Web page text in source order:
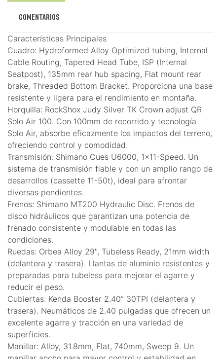
Comentarios
Características Principales
Cuadro: Hydroformed Alloy Optimized tubing, Internal
Cable Routing, Tapered Head Tube, ISP (Internal
Seatpost), 135mm rear hub spacing, Flat mount rear
brake, Threaded Bottom Bracket. Proporciona una base
resistente y ligera para el rendimiento en montaña.
Horquilla: RockShox Judy Silver TK Crown adjust QR
Solo Air 100. Con 100mm de recorrido y tecnología
Solo Air, absorbe eficazmente los impactos del terreno,
ofreciendo control y comodidad.
Transmisión: Shimano Cues U6000, 1x11-Speed. Un
sistema de transmisión fiable y con un amplio rango de
desarrollos (cassette 11-50t), ideal para afrontar
diversas pendientes.
Frenos: Shimano MT200 Hydraulic Disc. Frenos de
disco hidráulicos que garantizan una potencia de
frenado consistente y modulable en todas las
condiciones.
Ruedas: Orbea Alloy 29", Tubeless Ready, 21mm width
(delantera y trasera). Llantas de aluminio resistentes y
preparadas para tubeless para mejorar el agarre y
reducir el peso.
Cubiertas: Kenda Booster 2.40” 30TPI (delantera y
trasera). Neumáticos de 2.40 pulgadas que ofrecen un
excelente agarre y tracción en una variedad de
superficies.
Manillar: Alloy, 31.8mm, Flat, 740mm, Sweep 9. Un